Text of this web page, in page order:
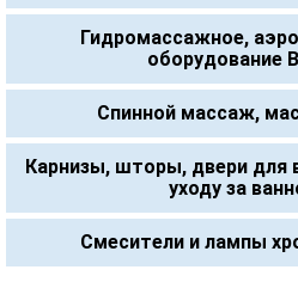
Гидромассажное,
оборудование
Спинной массаж,
Карнизы, шторы, двери для
уходу за
Смесители и лампы